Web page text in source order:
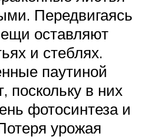
Передвигаясь
оставляют
и стеблях.
паутиной
поскольку в них
фотосинтеза и
урожая